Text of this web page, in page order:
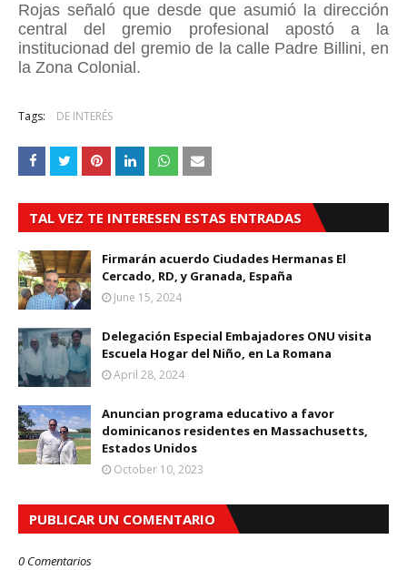
Rojas señaló que desde que asumió la dirección
central del gremio profesional apostó a la
institucionad del gremio de la calle Padre Billini, en
la Zona Colonial.
Tags: DE INTERÉS
TAL VEZ TE INTERESEN ESTAS ENTRADAS
Firmarán acuerdo Ciudades Hermanas El
Cercado, RD, y Granada, España
June 15, 2024
Delegación Especial Embajadores ONU visita
Escuela Hogar del Niño, en La Romana
April 28, 2024
Anuncian programa educativo a favor
dominicanos residentes en Massachusetts,
Estados Unidos
October 10, 2023
PUBLICAR UN COMENTARIO
0 Comentarios